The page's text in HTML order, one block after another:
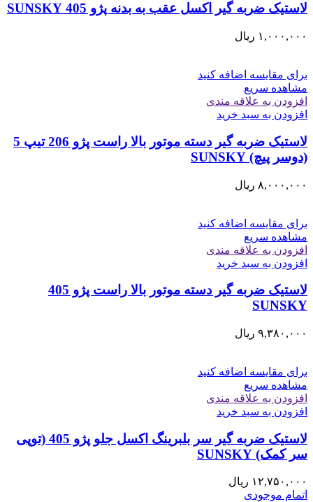
لاستیک ضربه گیر اکسل عقب به بدنه پژو 405 SUNSKY
۱,۰۰۰,۰۰۰ ریال
برای مقایسه اضافه کنید
مشاهده سریع
افزودن به علاقه مندی
افزودن به سبد خرید
لاستیک ضربه گیر دسته موتور بالا راست پژو 206 تیپ 5
(دوسر پیچ) SUNSKY
۸,۰۰۰,۰۰۰ ریال
برای مقایسه اضافه کنید
مشاهده سریع
افزودن به علاقه مندی
افزودن به سبد خرید
لاستیک ضربه گیر دسته موتور بالا راست پژو 405
SUNSKY
۹,۳۸۰,۰۰۰ ریال
برای مقایسه اضافه کنید
مشاهده سریع
افزودن به علاقه مندی
افزودن به سبد خرید
لاستیک ضربه گیر سر بلبرینگ اکسل جلو پژو 405 (توپی
سر کمک) SUNSKY
۱۲,۷۵۰,۰۰۰ ریال
اتمام موجودی